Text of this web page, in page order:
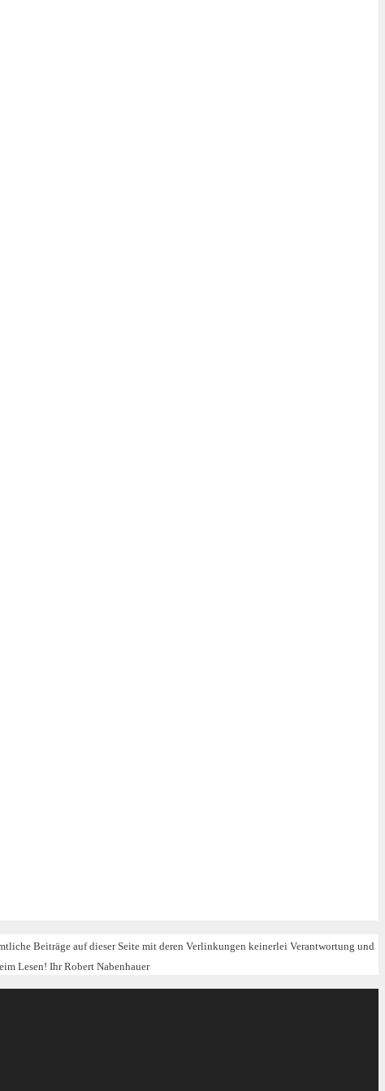
Beiträge auf dieser Seite mit deren Verlinkungen keinerlei Verantwortung und
Lesen! Ihr Robert Nabenhauer